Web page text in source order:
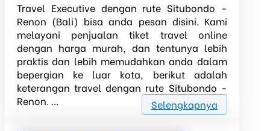
Travel Executive dengan rute Situbondo -
Renon (Bali) bisa anda pesan disini. Kami
melayani penjualan tiket travel online
dengan harga murah, dan tentunya lebih
praktis dan lebih memudahkan anda dalam
bepergian ke luar kota, berikut adalah
keterangan travel dengan rute Situbondo -
Renon. ...
Selengkapnya